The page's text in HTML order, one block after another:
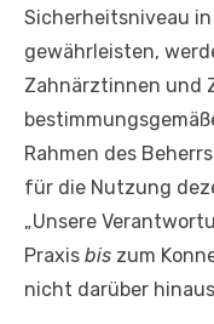
Sicherheitsniveau
gewährleisten,
Zahnärztinnen und
Rahmen des
für die Nutzung
„Unsere
Praxis bis zum
nicht darüber